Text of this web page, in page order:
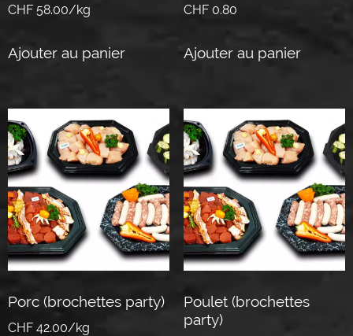
CHF 58.00/kg
Ajouter au panier
CHF0.80
Ajouter au panier
Porc (brochettes party)
CHF 42.00/kg
Poulet (brochettes
party)